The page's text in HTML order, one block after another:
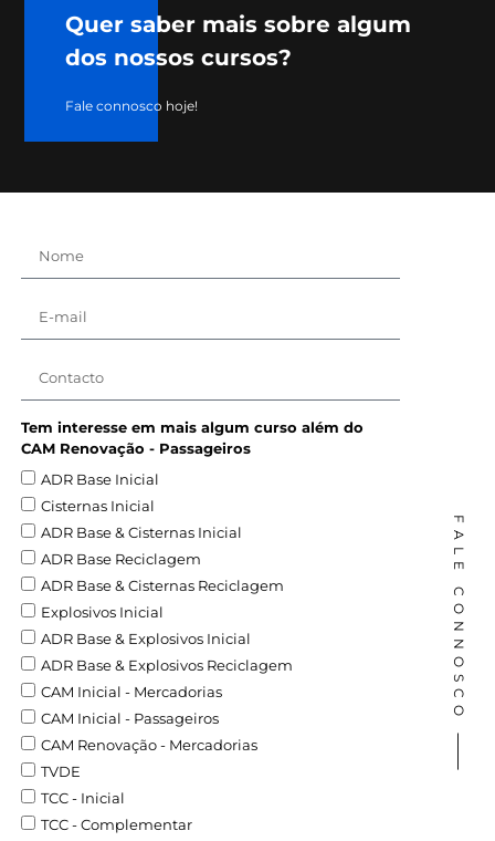
Quer saber mais sobre algum
dos nossos cursos?
Fale connosco hoje!
Tem interesse em mais algum curso além do
CAM Renovação - Passageiros
ADR Base Inicial
Cisternas Inicial
ADR Base & Cisternas Inicial
ADR Base Reciclagem
ADR Base & Cisternas Reciclagem
Explosivos Inicial
ADR Base & Explosivos Inicial
ADR Base & Explosivos Reciclagem
CAM Inicial - Mercadorias
CAM Inicial - Passageiros
CAM Renovação - Mercadorias
TVDE
TCC - Inicial
TCC - Complementar
FALE CONNOSCO ⸻